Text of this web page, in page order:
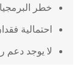
خطر
احتمالية
لا يوجد دعم